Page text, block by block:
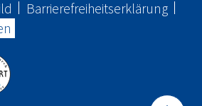
Barrierefreiheitserklärung